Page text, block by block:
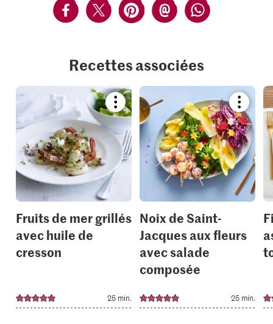
Recettes associées
Bookmark
recipe
or
add
it
your
collections.
Fruits de mer grillés
avec huile de
cresson
25 min.
recipe
or
add
it
to
your
Noix de Saint-
Jacques aux fleurs
avec salade
composée
25 min.